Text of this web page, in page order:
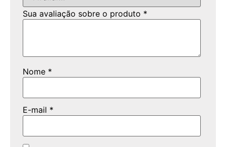
Sua avaliação sobre o produto *
Nome *
E-mail *